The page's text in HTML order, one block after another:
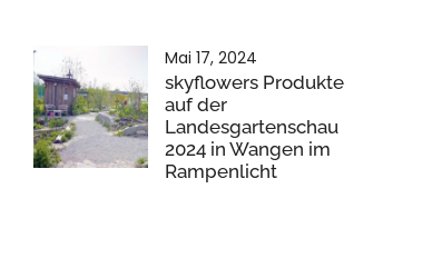
Mai 17, 2024
skyflowers Produkte
auf der
Landesgartenschau
2024 in Wangen im
Rampenlicht